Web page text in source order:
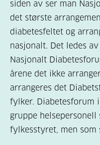
siden av ser man
det største
diabetesfeltet og
nasjonalt. Det ledes
Nasjonalt
årene det ikke
arrangeres det
fylker. Diabetesforum
gruppe
fylkesstyret, men som